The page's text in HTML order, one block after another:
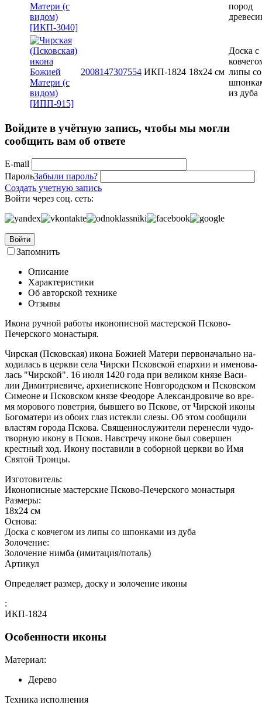
пород
2008147307554 ИКП-1824 18x24 см
Доска с
липы со
из дуба
Войдите в учётную запись, чтобы мы могли
сообщить вам об ответе
E-mail
ПарольЗабыли пароль?
Создать учетную запись
Войти через соц. сеть:
Войти
Запомнить
Описание
Характеристики
Об авторской технике
Отзывы
Икона ручной работы иконописной мастерской Псково-
Печерского монастыря.
Чир­ская (Псков­ская) ико­на Бо­жи­ей Ма­те­ри пер­во­на­чаль­но на­
хо­ди­лась в церк­ви се­ла Чир­ски Псков­ской епар­хии и име­но­ва­
лась "Чир­ской". 16 июля 1420 го­да при ве­ли­ком кня­зе Ва­си­
лии Ди­мит­ри­е­ви­че, ар­хи­епи­ско­пе Нов­го­род­ском и Псков­ском
Си­меоне и Псков­ском кня­зе Фе­о­до­ре Алек­сан­дро­ви­че во вре­
мя мо­ро­во­го по­вет­рия, быв­ше­го во Пско­ве, от Чир­ской ико­ны
Бо­го­ма­те­ри из обо­их глаз ис­тек­ли сле­зы. Об этом со­об­щи­ли
вла­стям го­ро­да Пско­ва. Свя­щен­но­слу­жи­те­ли пе­ре­нес­ли чу­до­
твор­ную ико­ну в Псков. На­встре­чу иконе был со­вер­шен
крест­ный ход. Ико­ну по­ста­ви­ли в со­бор­ной церк­ви во Имя
Свя­той Тро­и­цы.
Изготовитель:
Иконописные мастерские Псково-Печерского монастыря
Размеры:
18x24 см
Основа:
Доска с ковчегом из липы со шпонками из дуба
Золочение:
Золочение нимба (имитация/поталь)
Артикул
Определяет размер, доску и золочение иконы
:
ИКП-1824
Особенности иконы
Материал:
Дерево
Техника исполнения